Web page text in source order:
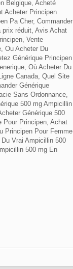
Belgique, Acheté
Acheter Principen
Pa Cher, Commander
prix réduit, Avis Achat
Vente
Ou Acheter Du
Générique Principen
Où Acheter Du
Canada, Quel Site
Générique
Sans Ordonnance,
500 mg Ampicillin
Générique 500
Pour Principen, Achat
Principen Pour Femme
Vrai Ampicillin 500
500 mg En